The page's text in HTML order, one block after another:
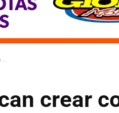
crear